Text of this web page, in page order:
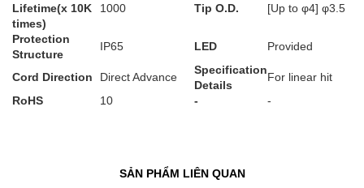
Lifetime(x 10K
times)
1000 Tip O.D. [Up to φ4] φ3.5
Protection
Structure
IP65 LED Provided
Cord Direction Direct Advance
Specification
Details
For linear hit
RoHS
10 - -
SẢN PHẨM LIÊN QUAN